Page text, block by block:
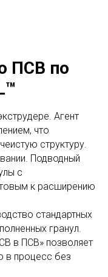
ПСВ по
Агент
что
структуру.
Подводный
с
к расширению
стандартных
гранул.
в ПСВ» позволяет
в процесс без